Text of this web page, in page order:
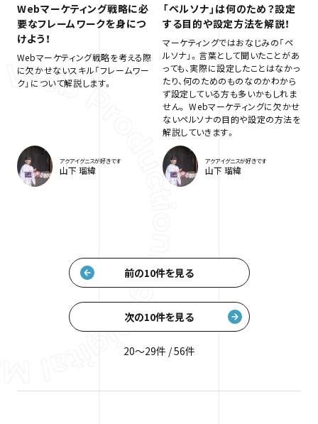
Webマーケティング戦略に必
要なフレームワークを身につ
けよう！
Webマーケティング戦略を考える際
に欠かせないスキル「フレームワー
ク」について解説します。
アクアイグニスが好きです
山下 瑠緯
「ペルソナ」は何のため？設定
する目的や設定方法を解説！
マーケティングではおなじみの「ペ
ルソナ」。言葉として聞いたことがあ
っても、実際に設定したことはなかっ
たり、何のためのものなのかわから
ず設定している方も多いかもしれま
せん。 Webマーケティングに欠かせ
ないペルソナの目的や設定の方法を
解説していきます。
アクアイグニスが好きです
山下 瑠緯
前の10件を見る
次の10件を見る
20〜29件 / 56件